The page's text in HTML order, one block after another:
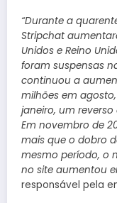
“Durante a
Stripchat
Unidos e Reino
foram suspensas
continuou a
milhões em
janeiro, um
Em novembro de
mais que o dobro
mesmo período, o
no site aumentou
responsável pela